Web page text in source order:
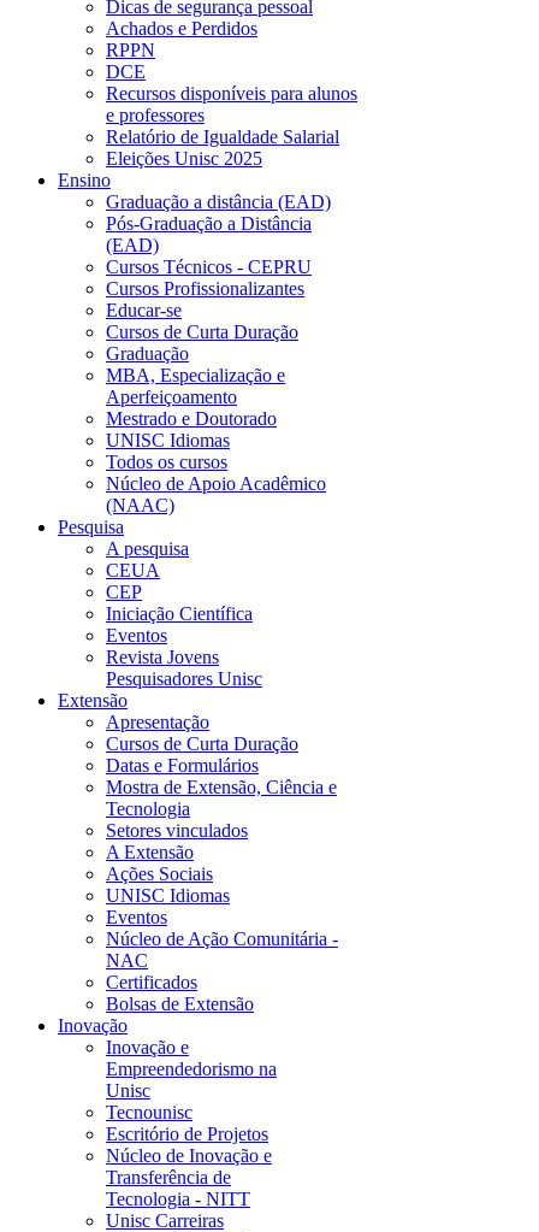
Dicas de segurança pessoal
Achados e Perdidos
RPPN
DCE
Recursos disponíveis para alunos
e professores
Relatório de Igualdade Salarial
Eleições Unisc 2025
Ensino
Graduação a distância (EAD)
Pós-Graduação a Distância
(EAD)
Cursos Técnicos - CEPRU
Cursos Profissionalizantes
Educar-se
Cursos de Curta Duração
Graduação
MBA, Especialização e
Aperfeiçoamento
Mestrado e Doutorado
UNISC Idiomas
Todos os cursos
Núcleo de Apoio Acadêmico
(NAAC)
Pesquisa
A pesquisa
CEUA
CEP
Iniciação Científica
Eventos
Revista Jovens
Pesquisadores Unisc
Extensão
Apresentação
Cursos de Curta Duração
Datas e Formulários
Mostra de Extensão, Ciência e
Tecnologia
Setores vinculados
A Extensão
Ações Sociais
UNISC Idiomas
Eventos
Núcleo de Ação Comunitária -
NAC
Certificados
Bolsas de Extensão
Inovação
Inovação e
Empreendedorismo na
Unisc
Tecnounisc
Escritório de Projetos
Núcleo de Inovação e
Transferência de
Tecnologia - NITT
Unisc Carreiras